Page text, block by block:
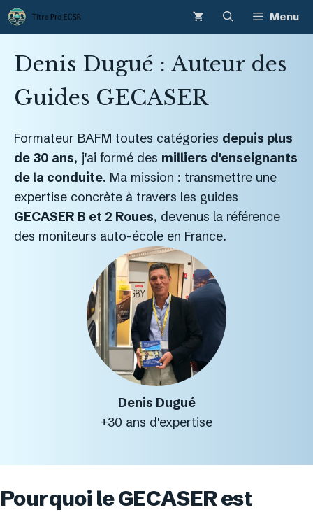
Aller
au
Menu
Denis Dugué : Auteur des
Guides GECASER
Formateur BAFM toutes catégories depuis plus
de 30 ans, j'ai formé des milliers d'enseignants
de la conduite. Ma mission : transmettre une
expertise concrète à travers les guides
GECASER B et 2 Roues, devenus la référence
des moniteurs auto-école en France.
Denis Dugué
+30 ans d'expertise
Pourquoi le GECASER est